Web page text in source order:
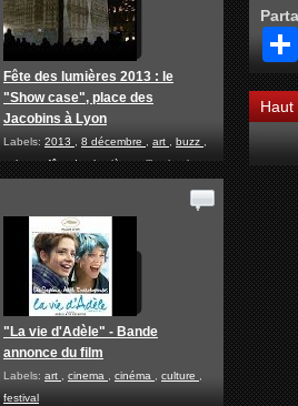
Fête des lumières 2013 : le
"Show case", place des
Jacobins à Lyon
Labels: 2013 , 8 décembre , art , buzz ,
culture,fête des lumières,illuminations,
"La vie d'Adèle" - Bande
annonce du film
Labels: art , cinema , cinéma , culture ,
festival
Haut